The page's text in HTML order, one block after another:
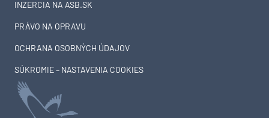
INZERCIA NA ASB.SK
PRÁVO NA OPRAVU
OCHRANA OSOBNÝCH ÚDAJOV
SÚKROMIE – NASTAVENIA COOKIES